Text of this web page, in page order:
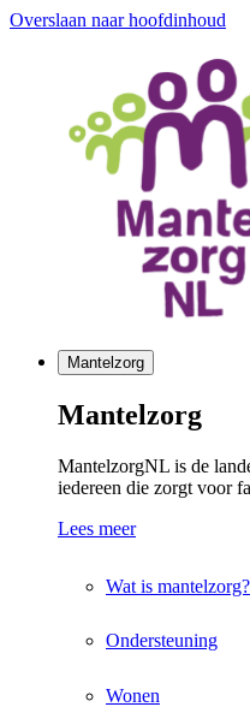
Overslaan naar hoofdinhoud
Mantelzorg
Mantelzorg
MantelzorgNL is de
iedereen die zorgt voor
Lees meer
Wat is mantelzorg?
Ondersteuning
Wonen